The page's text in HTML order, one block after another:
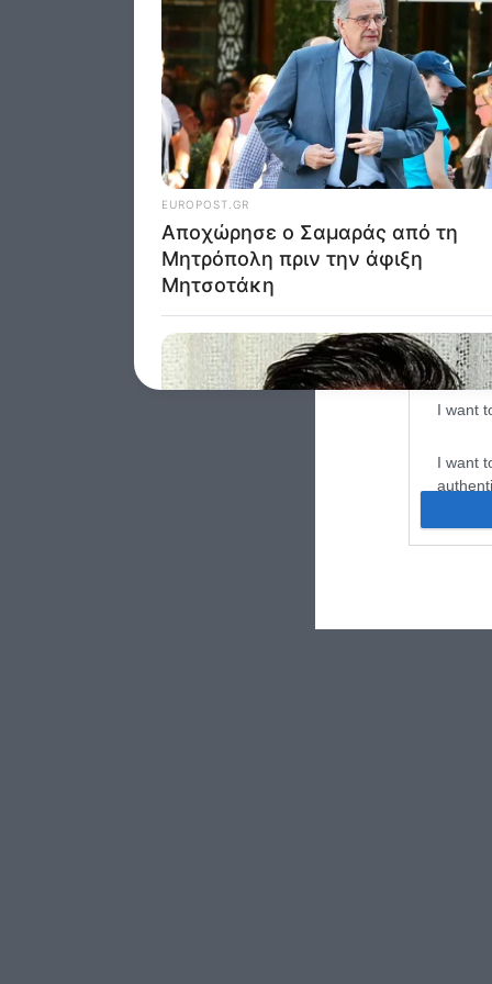
I want
web or
I want
I want
or app.
I want
I want